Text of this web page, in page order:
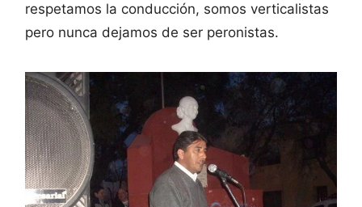
respetamos la conducción, somos verticalistas
pero nunca dejamos de ser peronistas.